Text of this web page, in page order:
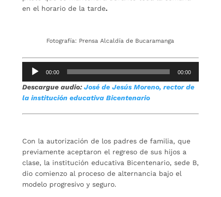
en el horario de la tarde.
Fotografía: Prensa Alcaldía de Bucaramanga
Reproductor
audio
00:00 00:00
Descargue audio:José de Jesús Moreno, rector de
la institución educativa Bicentenario
Con la autorización de los padres de familia, que
previamente aceptaron el regreso de sus hijos a
clase, la institución educativa Bicentenario, sede B,
dio comienzo al proceso de alternancia bajo el
modelo progresivo y seguro.